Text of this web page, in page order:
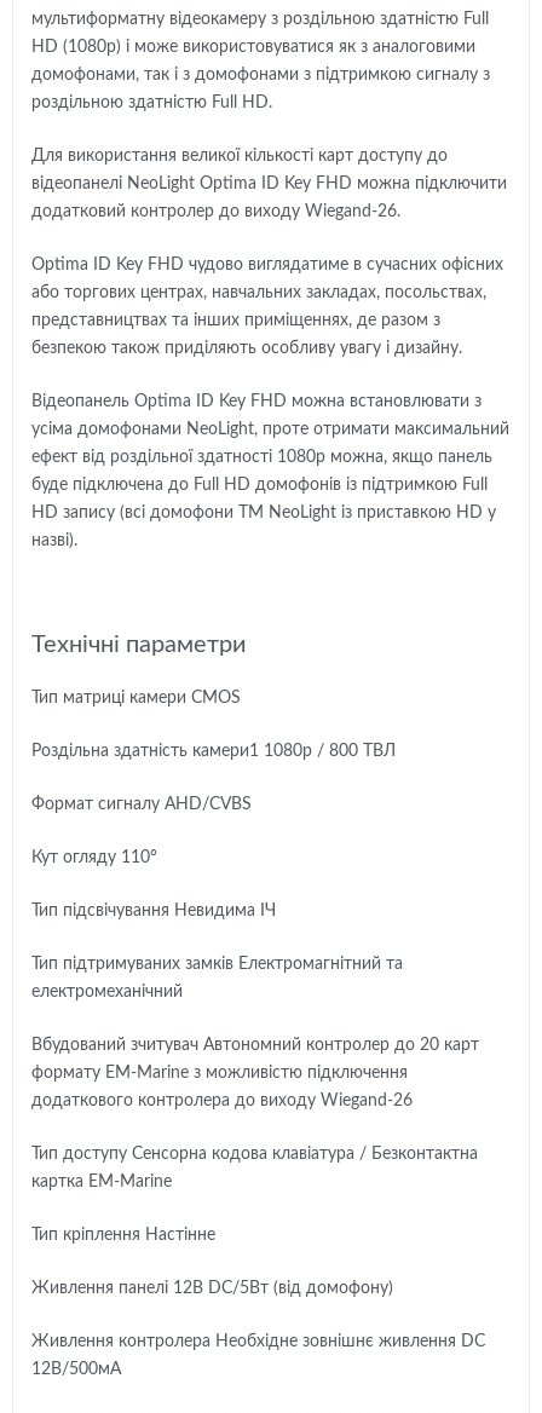
мультиформатну відеокамеру з роздільною здатністю Full
HD (1080p) і може використовуватися як з аналоговими
домофонами, так і з домофонами з підтримкою сигналу з
роздільною здатністю Full HD.
Для використання великої кількості карт доступу до
відеопанелі NeoLight Optima ID Key FHD можна підключити
додатковий контролер до виходу Wiegand-26.
Optima ID Key FHD чудово виглядатиме в сучасних офісних
або торгових центрах, навчальних закладах, посольствах,
представництвах та інших приміщеннях, де разом з
безпекою також приділяють особливу увагу і дизайну.
Відеопанель Optima ID Key FHD можна встановлювати з
усіма домофонами NeoLight, проте отримати максимальний
ефект від роздільної здатності 1080р можна, якщо панель
буде підключена до Full HD домофонів із підтримкою Full
HD запису (всі домофони ТМ NeoLight із приставкою HD у
назві).
Технічні параметри
Тип матриці камери CMOS
Роздільна здатність камери1 1080p / 800 ТВЛ
Формат сигналу AHD/CVBS
Кут огляду 110°
Тип підсвічування Невидима ІЧ
Тип підтримуваних замків Електромагнітний та
електромеханічний
Вбудований зчитувач Автономний контролер до 20 карт
формату EM-Marine з можливістю підключення
додаткового контролера до виходу Wiegand-26
Тип доступу Сенсорна кодова клавіатура / Безконтактна
картка EM-Marine
Тип кріплення Настінне
Живлення панелі 12В DC/5Вт (від домофону)
Живлення контролера Необхідне зовнішнє живлення DC
12В/500мА